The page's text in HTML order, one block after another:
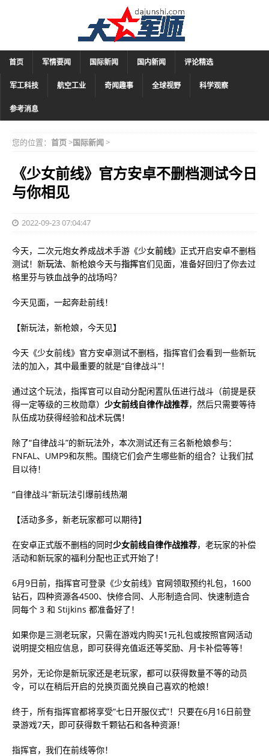
首页 军情要闻 国际新闻 国内新闻 评论精选
军工科技 航空工业 奇闻趣事 全球视野 科学观察
参考消息
您的位置： 首页>国际新闻>
《少女前线》官方安卓不删档测试今日
与你相见
2022-09-23 07:04:47
今天，二次元炮女养成战术手游《少女前线》正式开启安卓不删档
测试！新玩法、新枪娘今天与指挥官们见面，准备好回归了你去过
格里芬与铁血战争的战场吗？
今天见面，一起奔赴前线！
【新玩法，新枪娘，今天见】
今天《少女前线》官方安卓测试不删档，指挥官们会看到一些新玩
法的加入，其中最重要的就是“自律战斗”！
通过这个玩法，指挥官可以自动分配闲置队伍进行战斗（前提是获
得一定等级的三枚勋章） 少女前线自律作战推荐，然后只需要等待
队伍成功获得经验和战术玩偶！
除了“自律战斗”的新玩法外，本次测试还有三名新枪娘参与：
FNFAL、UMP9和灰熊。围绕它们会产生哪些新的组合？让我们拭
目以待！
“自律战斗”新玩法引爆前线热潮
【活动多多，新老玩家都可以期待】
在安卓正式版不删档的同时少女前线自律作战推荐，老玩家的补偿
活动和新玩家的福利分配也正式开始了！
6月9日前，指挥官可登录《少女前线》官网领取预约礼包，1600
钻石，四种资源各4500、快修合同、人形制造合同、快速制造合
同每个 3 和 Stijkins 都准备好了！
如果你是三测老玩家，只需在游戏内购买1元礼包或按照官网活动
说明提交相应信息，即可获得充值返还等奖励、月卡补偿等等！
另外，无论你是新玩家还是老玩家，都可以获得数量不等的动员
令，可以在稍后开启的兑换页面兑换自己喜欢的枪娘！
终于，所有指挥官都将享受“七日开服仪式”！只要在6月16日前登
录游戏7天，即可获得数千颗钻石和各种资源！
指挥官，我们在前线等你！